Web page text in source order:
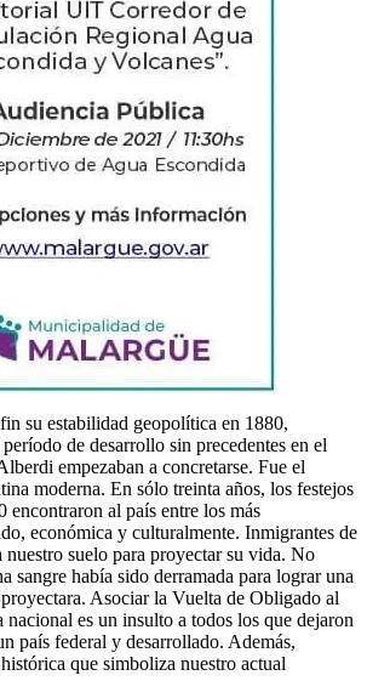
su estabilidad geopolítica en 1880,
de desarrollo sin precedentes en el
empezaban a concretarse. Fue el
moderna. En sólo treinta años, los festejos
encontraron al país entre los más
económica y culturalmente. Inmigrantes de
nuestro suelo para proyectar su vida. No
sangre había sido derramada para lograr una
Asociar la Vuelta de Obligado al
nacional es un insulto a todos los que dejaron
país federal y desarrollado. Además,
que simboliza nuestro actual